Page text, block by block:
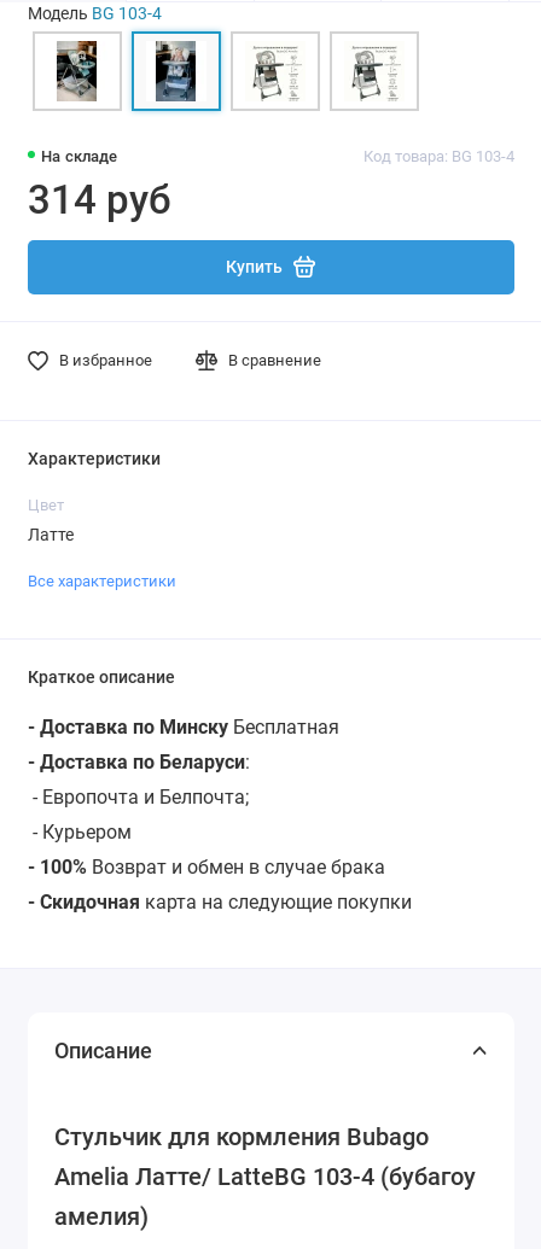
На складе Код товара: BG 103-4
314 руб
Купить
В избранное В сравнение
Модель BG 103-4
Характеристики
Цвет
Латте
Все характеристики
Краткое описание
- Доставка по МинскуБесплатная
- Доставка по Беларуси:
- Европочта и Белпочта;
- Курьером
- 100% Возврат и обмен в случае брака
- Скидочная карта на следующие покупки
Описание
Стульчик для кормления Bubago
Amelia Латте/ LatteBG 103-4 (бубагоу
амелия)